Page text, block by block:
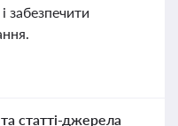
забезпечити
статті-джерела